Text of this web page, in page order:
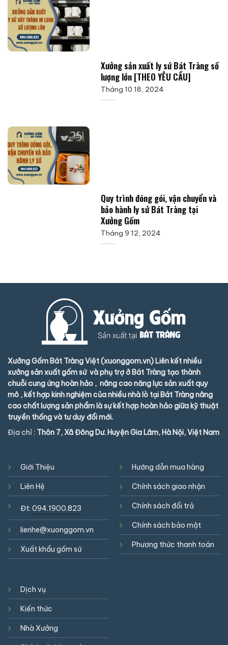
Xưởng sản xuất ly sứ Bát Tràng số
lượng lớn [THEO YÊU CẦU]
Tháng 10 18, 2024
Quy trình đóng gói, vận chuyển và
bảo hành ly sứ Bát Tràng tại
Xưởng Gốm
Tháng 9 12, 2024
Xưởng Gốm Bát Tràng Việt (xuonggom.vn) Liên kết nhiều
xưởng sản xuất gốm sứ và phụ trợ ở Bát Tràng tạo thành
chuỗi cung ứng hoàn hảo , nâng cao năng lực sản xuất quy
mô , kết hợp kinh nghiệm của nhiều nhà lò tại Bát Tràng nâng
cao chất lượng sản phẩm là sự kết hợp hoàn hảo giữa kỹ thuật
truyền thống và tư duy đổi mới.
Địa chỉ : Thôn 7, Xã Đông Dư. Huyện Gia Lâm, Hà Nội, Việt Nam
Giới Thiệu
Liên Hệ
Đt: 094.1900.823
lienhe@xuonggom.vn
Xuất khẩu gốm sứ
Hướng dẫn mua hàng
Chính sách giao nhận
Chính sách đổi trả
Chính sách bảo mật
Phương thức thanh toán
Dịch vụ
Kiến thức
Nhà Xưởng